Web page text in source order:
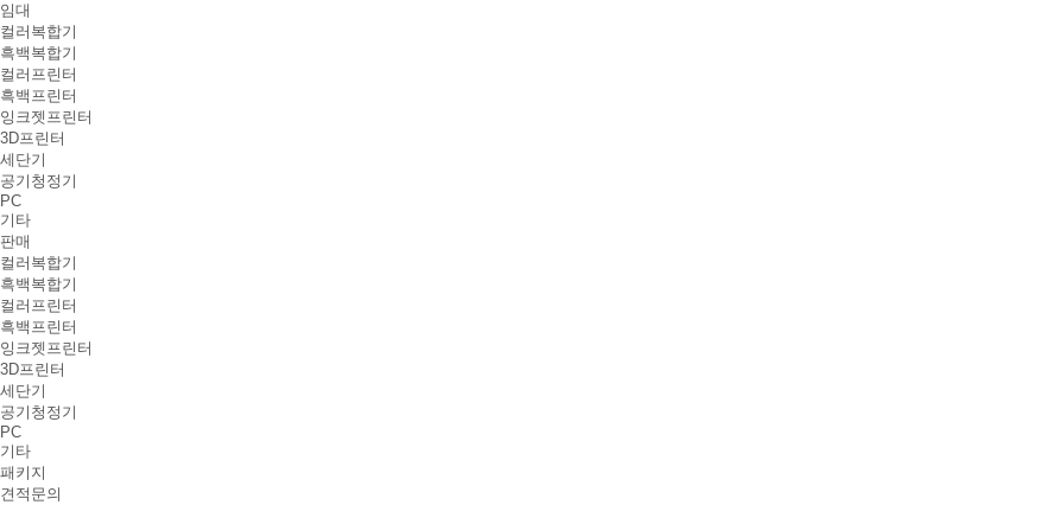
임대
컬러복합기
흑백복합기
컬러프린터
흑백프린터
잉크젯프린터
3D프린터
세단기
공기청정기
PC
기타
판매
컬러복합기
흑백복합기
컬러프린터
흑백프린터
잉크젯프린터
3D프린터
세단기
공기청정기
PC
기타
패키지
견적문의